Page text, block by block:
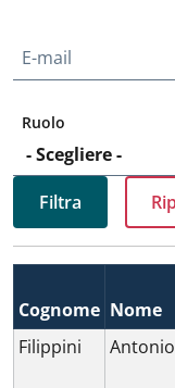
E-mail
Ruolo
Cognome Nome
Filippini
Antonio